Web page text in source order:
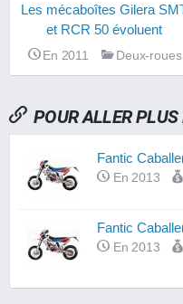
Les mécaboîtes Gilera
et RCR 50 évoluent
En 2011 Deux-roues
POUR ALLER
Fantic
En 2013
Fantic
En 2013